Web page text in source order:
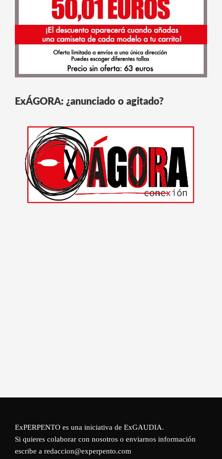
ExÁGORA: ¿anunciado o agitado?
ExPERPENTO es una iniciativa de ExGAUDIA.
Si quieres colaborar con nosotros o enviarnos información
escribe a redaccion@experpento.com